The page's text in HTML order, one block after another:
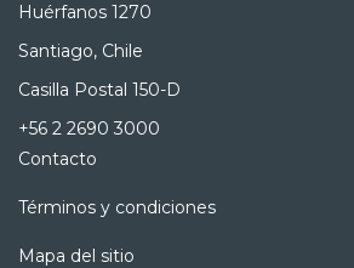
Huérfanos 1270
Santiago, Chile
Casilla Postal 150-D
+56 2 2690 3000
Contacto
Términos y condiciones
Mapa del sitio